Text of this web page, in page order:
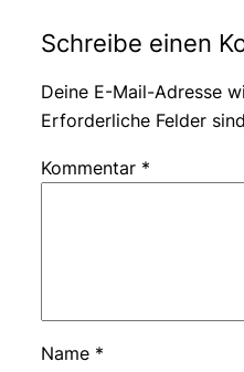
Schreibe einen
Deine E-Mail-Adresse
Erforderliche Felder
Kommentar *
Name *